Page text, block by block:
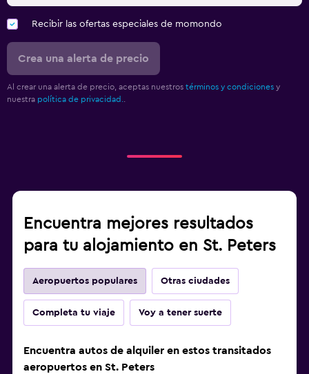
Recibir las ofertas especiales de momondo
Crea una alerta de precio
Al crear una alerta de precio, aceptas nuestros términos y condiciones y
nuestra política de privacidad..
Encuentra mejores resultados
para tu alojamiento en St. Peters
Aeropuertos populares Otras ciudades
Completa tu viaje Voy a tener suerte
Encuentra autos de alquiler en estos transitados
aeropuertos en St. Peters